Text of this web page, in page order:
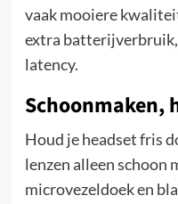
vaak mooiere
extra
latency.
Schoonmaken,
Houd je headset fris
lenzen alleen schoon
microvezeldoek en